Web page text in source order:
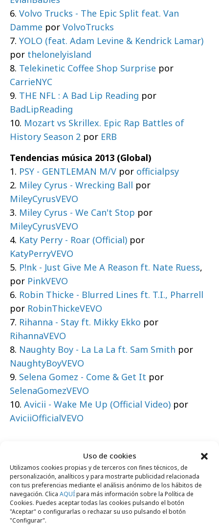
Uso de cookies
Utilizamos cookies propias y de terceros con fines técnicos, de
personalización, analíticos y para mostrarte publicidad relacionada
con tus preferencias mediante el análisis anónimo de los hábitos de
navegación. Clica AQUÍpara más información sobre la Política de
Cookies. Puedes aceptar todas las cookies pulsando el botón
"Aceptar" o configurarlas o rechazar su uso pulsando el botón
"Configurar".
6. Volvo Trucks - The Epic Split feat. Van
Damme por VolvoTrucks
7. YOLO (feat. Adam Levine & Kendrick Lamar)
por thelonelyisland
8. Telekinetic Coffee Shop Surprise por
CarrieNYC
9. THE NFL : A Bad Lip Reading por
BadLipReading
10. Mozart vs Skrillex. Epic Rap Battles of
History Season 2 por ERB
Tendencias música 2013 (Global)
1. PSY - GENTLEMAN M/V por officialpsy
2. Miley Cyrus - Wrecking Ball por
MileyCyrusVEVO
3. Miley Cyrus - We Can't Stop por
MileyCyrusVEVO
4. Katy Perry - Roar (Official) por
KatyPerryVEVO
5. P!nk - Just Give Me A Reason ft. Nate Ruess,
por PinkVEVO
6. Robin Thicke - Blurred Lines ft. T.I., Pharrell
por RobinThickeVEVO
7. Rihanna - Stay ft. Mikky Ekko por
RihannaVEVO
8. Naughty Boy - La La La ft. Sam Smith por
NaughtyBoyVEVO
9. Selena Gomez - Come & Get It por
SelenaGomezVEVO
10. Avicii - Wake Me Up (Official Video) por
AviciiOfficialVEVO
https://youtu.be/H7jtC8vjXw8#t=104
Comparte